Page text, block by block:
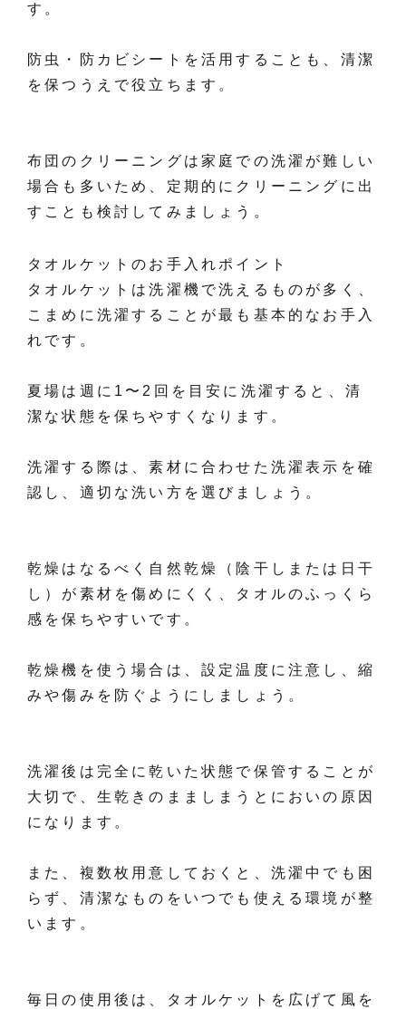
す。
防虫・防カビシートを活用することも、清潔
を保つうえで役立ちます。
布団のクリーニングは家庭での洗濯が難しい
場合も多いため、定期的にクリーニングに出
すことも検討してみましょう。
タオルケットのお手入れポイント
タオルケットは洗濯機で洗えるものが多く、
こまめに洗濯することが最も基本的なお手入
れです。
夏場は週に1〜2回を目安に洗濯すると、清
潔な状態を保ちやすくなります。
洗濯する際は、素材に合わせた洗濯表示を確
認し、適切な洗い方を選びましょう。
乾燥はなるべく自然乾燥（陰干しまたは日干
し）が素材を傷めにくく、タオルのふっくら
感を保ちやすいです。
乾燥機を使う場合は、設定温度に注意し、縮
みや傷みを防ぐようにしましょう。
洗濯後は完全に乾いた状態で保管することが
大切で、生乾きのまましまうとにおいの原因
になります。
また、複数枚用意しておくと、洗濯中でも困
らず、清潔なものをいつでも使える環境が整
います。
毎日の使用後は、タオルケットを広げて風を